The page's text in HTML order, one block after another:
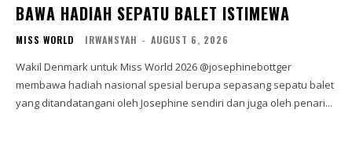
BAWA HADIAH SEPATU BALET ISTIMEWA
MISS WORLD IRWANSYAH - AUGUST 6, 2026
Wakil Denmark untuk Miss World 2026 @josephinebottger
membawa hadiah nasional spesial berupa sepasang sepatu balet
yang ditandatangani oleh Josephine sendiri dan juga oleh penari...